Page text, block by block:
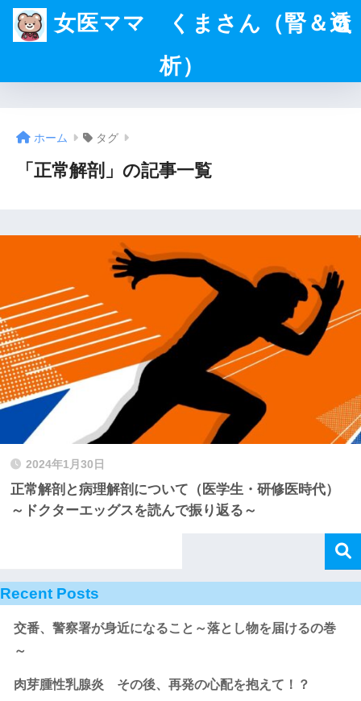
女医ママ くまさん（腎＆透
析）
ホーム タグ
「正常解剖」の記事一覧
2024年1月30日
正常解剖と病理解剖について（医学生・研修医時代）
～ドクターエッグスを読んで振り返る～
Recent Posts
交番、警察署が身近になること～落とし物を届けるの巻
～
肉芽腫性乳腺炎 その後、再発の心配を抱えて！？